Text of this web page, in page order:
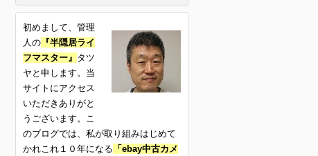
初めまして、管理
人の 『半隠居ライ
フマスター』 タツ
ヤと申します。当
サイトにアクセス
いただきありがと
うございます。こ
のブログでは、私が取り組みはじめて
かれこれ１０年になる 「ebay中古カメ